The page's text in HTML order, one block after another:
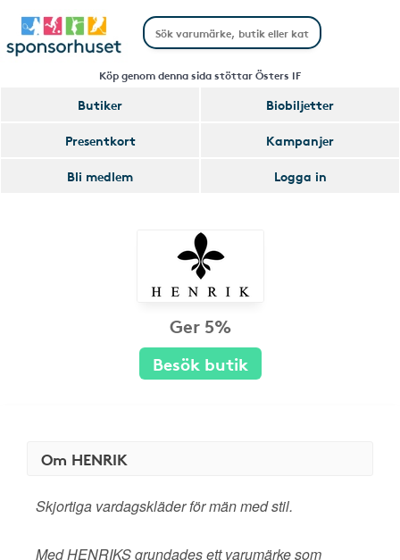
Köp genom denna sida stöttar Östers IF
Butiker
Biobiljetter
Presentkort
Kampanjer
Bli medlem
Logga in
Ger 5%
Besök butik
Om HENRIK
Skjortiga vardagskläder för män med stil.
Med HENRIKS grundades ett varumärke som